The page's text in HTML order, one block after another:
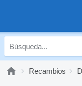
Recambios